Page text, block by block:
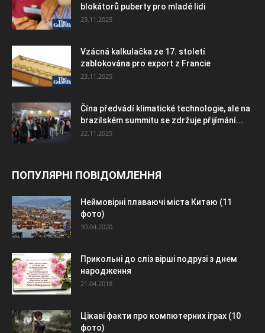
blokátorů puberty pro mladé lidi
23.11.2025
Vzácná kalkulačka ze 17. století
zablokována pro export z Francie
23.11.2025
Čína předvádí klimatické technologie, ale na
brazilském summitu se zdržuje přijímání...
22.11.2025
ПОПУЛЯРНІ ПОВІДОМЛЕННЯ
Неймовірні плаваючі міста Китаю (11
фото)
30.04.2020
Прикольні до сліз вірші подрузі з днем
народження
21.04.2018
Цікаві факти про компютерних іграх (10
фото)